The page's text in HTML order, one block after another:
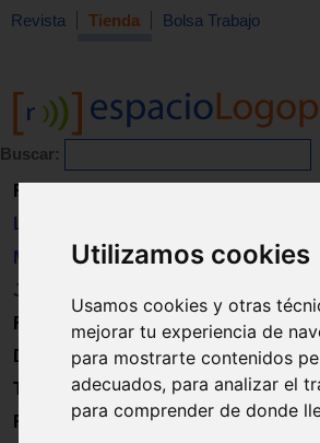
Utilizamos cookies
Usamos cookies y otras
mejorar tu experiencia de
para mostrarte contenidos
adecuados, para analizar el
para comprender de donde
Revista Tienda Bolsa Trabajo
Buscar:
Revista
Libros
Material
Juguetes
Formación
Directorio
Trabajo
Registro